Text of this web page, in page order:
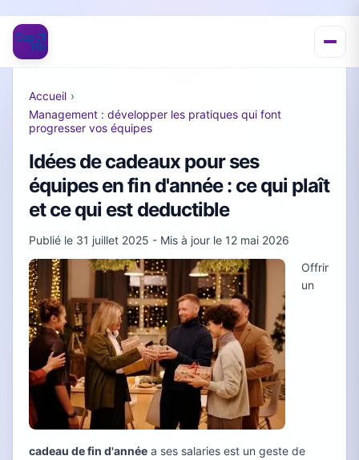
Accueil ›
Management : développer les pratiques qui font
progresser vos équipes
Idées de cadeaux pour ses
équipes en fin d'année : ce qui plaît
et ce qui est deductible
Publié le 31 juillet 2025 - Mis à jour le 12 mai 2026
Offrir
un
cadeau de fin d'année a ses salaries est un geste de